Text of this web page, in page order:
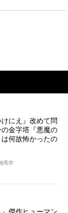
けにえ』改めて問
の金字塔『悪魔の
何故怖かったの
馬学